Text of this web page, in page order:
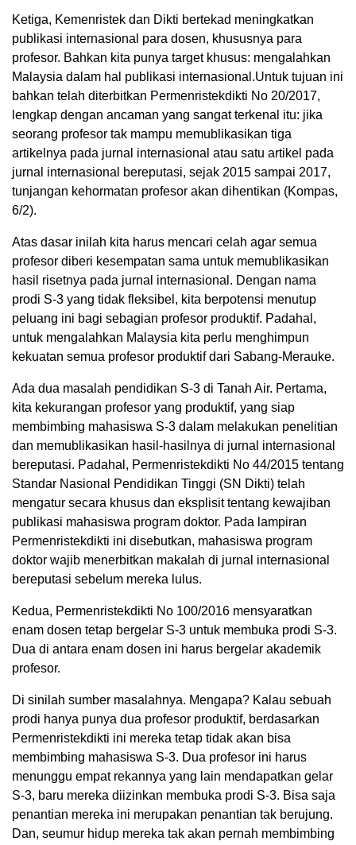
Ketiga, Kemenristek dan Dikti bertekad meningkatkan
publikasi internasional para dosen, khususnya para
profesor. Bahkan kita punya target khusus: mengalahkan
Malaysia dalam hal publikasi internasional.Untuk tujuan ini
bahkan telah diterbitkan Permenristekdikti No 20/2017,
lengkap dengan ancaman yang sangat terkenal itu: jika
seorang profesor tak mampu memublikasikan tiga
artikelnya pada jurnal internasional atau satu artikel pada
jurnal internasional bereputasi, sejak 2015 sampai 2017,
tunjangan kehormatan profesor akan dihentikan (Kompas,
6/2).
Atas dasar inilah kita harus mencari celah agar semua
profesor diberi kesempatan sama untuk memublikasikan
hasil risetnya pada jurnal internasional. Dengan nama
prodi S-3 yang tidak fleksibel, kita berpotensi menutup
peluang ini bagi sebagian profesor produktif. Padahal,
untuk mengalahkan Malaysia kita perlu menghimpun
kekuatan semua profesor produktif dari Sabang-Merauke.
Ada dua masalah pendidikan S-3 di Tanah Air. Pertama,
kita kekurangan profesor yang produktif, yang siap
membimbing mahasiswa S-3 dalam melakukan penelitian
dan memublikasikan hasil-hasilnya di jurnal internasional
bereputasi. Padahal, Permenristekdikti No 44/2015 tentang
Standar Nasional Pendidikan Tinggi (SN Dikti) telah
mengatur secara khusus dan eksplisit tentang kewajiban
publikasi mahasiswa program doktor. Pada lampiran
Permenristekdikti ini disebutkan, mahasiswa program
doktor wajib menerbitkan makalah di jurnal internasional
bereputasi sebelum mereka lulus.
Kedua, Permenristekdikti No 100/2016 mensyaratkan
enam dosen tetap bergelar S-3 untuk membuka prodi S-3.
Dua di antara enam dosen ini harus bergelar akademik
profesor.
Di sinilah sumber masalahnya. Mengapa? Kalau sebuah
prodi hanya punya dua profesor produktif, berdasarkan
Permenristekdikti ini mereka tetap tidak akan bisa
membimbing mahasiswa S-3. Dua profesor ini harus
menunggu empat rekannya yang lain mendapatkan gelar
S-3, baru mereka diizinkan membuka prodi S-3. Bisa saja
penantian mereka ini merupakan penantian tak berujung.
Dan, seumur hidup mereka tak akan pernah membimbing